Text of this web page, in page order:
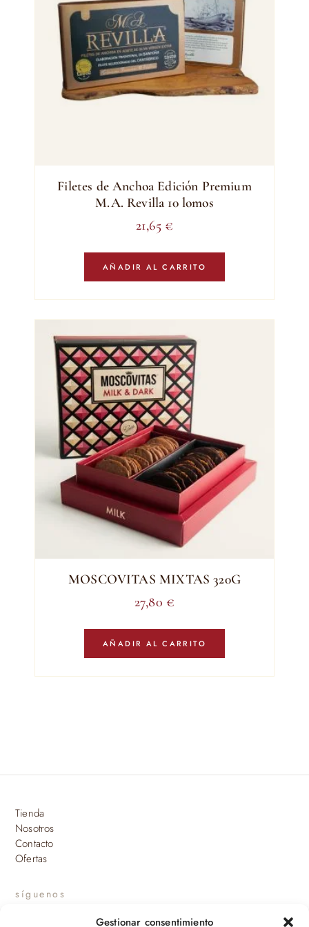
Gestionar consentimiento
Filetes de Anchoa Edición Premium
M.A. Revilla 10 lomos
21,65 €
AÑADIR AL CARRITO
MOSCOVITAS MIXTAS 320G
27,80 €
AÑADIR AL CARRITO
Tienda
Nosotros
Contacto
Ofertas
síguenos